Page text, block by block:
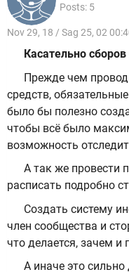
Posts: 5
Nov 29, 18 / Sag 25, 02
Касательно
Прежде чем
средств,
было бы полезно
чтобы всё было
возможность
А так же провести
расписать подробно
Создать систему
член сообщества и
что делается, зачем и
А иначе это сильно